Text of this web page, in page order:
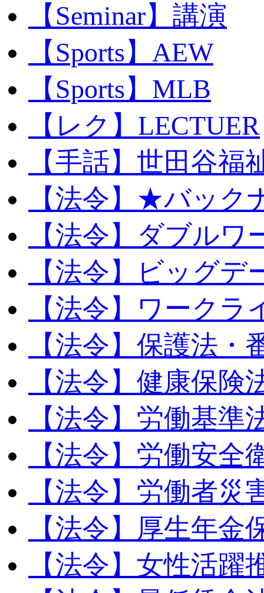
【Seminar】講演
【Sports】AEW
【Sports】MLB
【レク】LECTUER
【手話】世田谷福
【法令】★バック
【法令】ダブルワ
【法令】ビッグデ
【法令】ワークラ
【法令】保護法・
【法令】健康保険
【法令】労働基準
【法令】労働安全
【法令】労働者災
【法令】厚生年金
【法令】女性活躍